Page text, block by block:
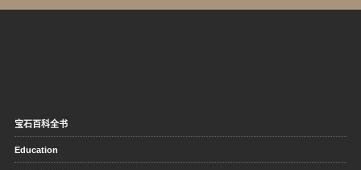
宝石百科全书
Education